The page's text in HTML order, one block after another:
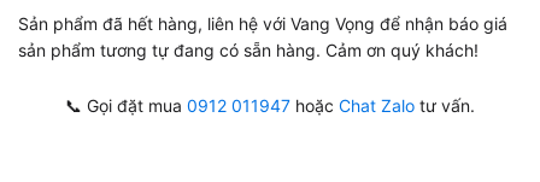
Sản phẩm đã hết hàng, liên hệ với Vang Vọng để nhận báo giá
sản phẩm tương tự đang có sẵn hàng. Cảm ơn quý khách!
📞 Gọi đặt mua 0912 011947 hoặc Chat Zalo tư vấn.